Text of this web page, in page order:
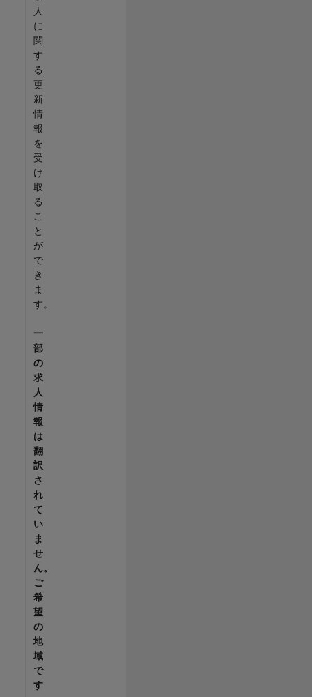
人
に
関
す
る
更
新
情
報
を
受
け
取
る
こ
と
が
で
き
ま
す。
一
部
の
求
人
情
報
は
翻
訳
さ
れ
て
い
ま
せ
ん。
ご
希
望
の
地
域
で
す